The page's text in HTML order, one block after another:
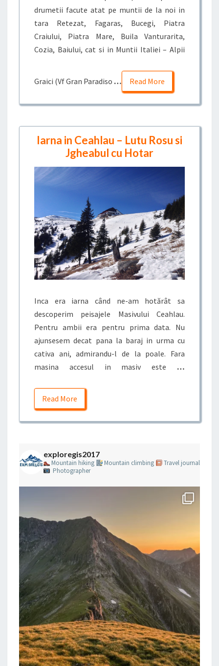
drumetii facute atat pe muntii de la noi in
tara Retezat, Fagaras, Bucegi, Piatra
Craiului, Piatra Mare, Buila Vanturarita,
Cozia, Baiului, cat si in Muntii Italiei – Alpii
Graici (Vf Gran Paradiso … Read More
Iarna in Ceahlau – Lutu Rosu si
Jgheabul cu Hotar
Inca era iarna când ne-am hotărât sa
descoperim peisajele Masivului Ceahlau.
Pentru ambii era pentru prima data. Nu
ajunsesem decat pana la baraj in urma cu
cativa ani, admirandu-l de la poale. Fara
masina accesul in masiv este …
Read More
exploregis2017
Mountain hiking Mountain climbing
Travel journal
Photographer